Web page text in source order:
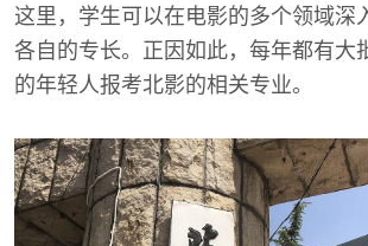
这里，学生可以在电影的多个领域深
各自的专长。正因如此，每年都有大
的年轻人报考北影的相关专业。